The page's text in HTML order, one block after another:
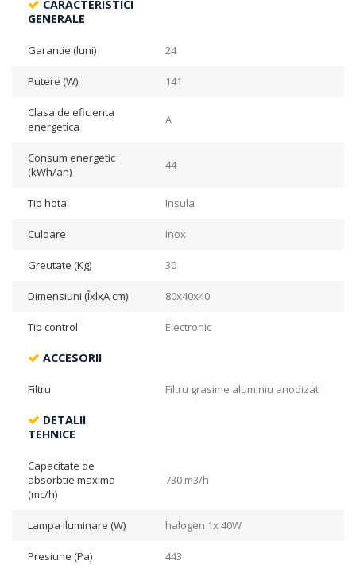
CARACTERISTICI
GENERALE
Garantie (luni) 24
Putere (W) 141
Clasa de eficienta
energetica
A
Consum energetic
(kWh/an)
44
Tip hota Insula
Culoare Inox
Greutate (Kg) 30
Dimensiuni (ÎxlxA cm) 80x40x40
Tip control Electronic
ACCESORII
Filtru Filtru grasime aluminiu anodizat
DETALII
TEHNICE
Capacitate de
absorbtie maxima
(mc/h)
730 m3/h
Lampa iluminare (W) halogen 1x 40W
Presiune (Pa) 443